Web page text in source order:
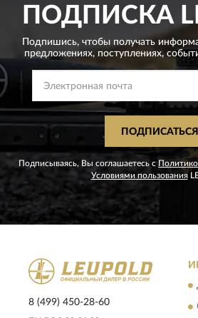
ПОДПИСКА
Подпишись, чтобы получать
предложениях, поступлениях,
ПОДПИСАТЬСЯ
Подписываясь, Вы соглашаетесь с
Условиями пользования
8 (499) 450-28-60